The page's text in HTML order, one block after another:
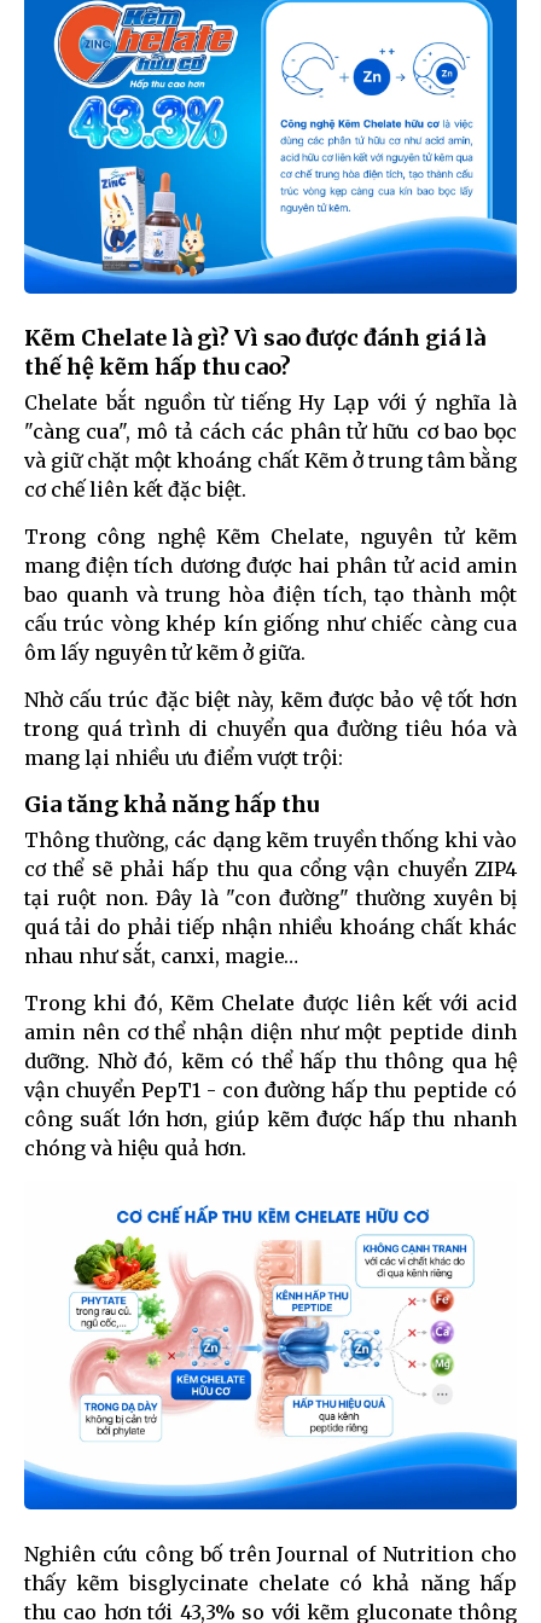
Kẽm Chelate là gì? Vì sao được đánh giá là
thế hệ kẽm hấp thu cao?
Chelate bắt nguồn từ tiếng Hy Lạp với ý nghĩa là
"càng cua", mô tả cách các phân tử hữu cơ bao bọc
và giữ chặt một khoáng chất Kẽm ở trung tâm bằng
cơ chế liên kết đặc biệt.
Trong công nghệ Kẽm Chelate, nguyên tử kẽm
mang điện tích dương được hai phân tử acid amin
bao quanh và trung hòa điện tích, tạo thành một
cấu trúc vòng khép kín giống như chiếc càng cua
ôm lấy nguyên tử kẽm ở giữa.
Nhờ cấu trúc đặc biệt này, kẽm được bảo vệ tốt hơn
trong quá trình di chuyển qua đường tiêu hóa và
mang lại nhiều ưu điểm vượt trội:
Gia tăng khả năng hấp thu
Thông thường, các dạng kẽm truyền thống khi vào
cơ thể sẽ phải hấp thu qua cổng vận chuyển ZIP4
tại ruột non. Đây là "con đường" thường xuyên bị
quá tải do phải tiếp nhận nhiều khoáng chất khác
nhau như sắt, canxi, magie…
Trong khi đó, Kẽm Chelate được liên kết với acid
amin nên cơ thể nhận diện như một peptide dinh
dưỡng. Nhờ đó, kẽm có thể hấp thu thông qua hệ
vận chuyển PepT1 - con đường hấp thu peptide có
công suất lớn hơn, giúp kẽm được hấp thu nhanh
chóng và hiệu quả hơn.
Nghiên cứu công bố trên Journal of Nutrition cho
thấy kẽm bisglycinate chelate có khả năng hấp
thu cao hơn tới 43,3% so với kẽm gluconate thông